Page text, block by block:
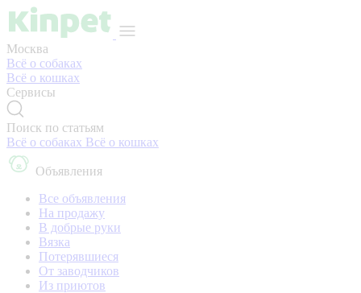
Москва
Всё о собаках
Всё о кошках
Сервисы
Поиск по статьям
Всё о собаках Всё о кошках
Объявления
Все объявления
На продажу
В добрые руки
Вязка
Потерявшиеся
От заводчиков
Из приютов